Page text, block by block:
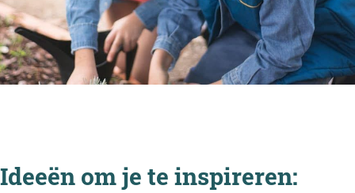
Ideeën om je te inspireren: